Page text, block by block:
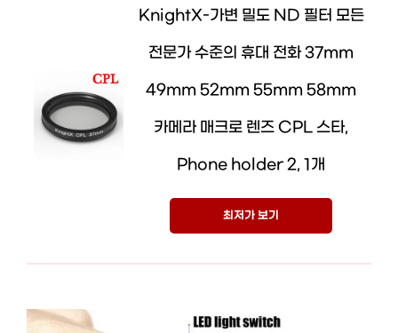
KnightX-가변 밀도 ND 필터 모든
전문가 수준의 휴대 전화 37mm
49mm 52mm 55mm 58mm
카메라 매크로 렌즈 CPL 스타,
Phone holder 2, 1개
최저가 보기